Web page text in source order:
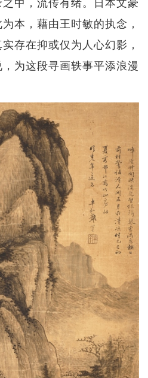
本，藉由王时敏的执念，
存在抑或仅为人心幻影，
为这段寻画轶事平添浪漫